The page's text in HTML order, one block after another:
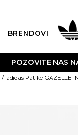
BRENDOVI
na teritoriji CG za
adidas Patike GAZELLE